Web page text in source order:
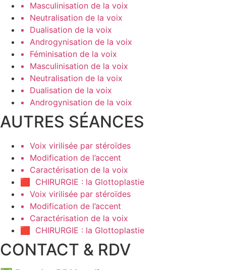
▪️ Masculinisation de la voix
▪️ Neutralisation de la voix
▪️ Dualisation de la voix
▪️ Androgynisation de la voix
▪️ Féminisation de la voix
▪️ Masculinisation de la voix
▪️ Neutralisation de la voix
▪️ Dualisation de la voix
▪️ Androgynisation de la voix
AUTRES SÉANCES
▪️ Voix virilisée par stéroïdes
▪️ Modification de l’accent
▪️ Caractérisation de la voix
🟥 CHIRURGIE : la Glottoplastie
▪️ Voix virilisée par stéroïdes
▪️ Modification de l’accent
▪️ Caractérisation de la voix
🟥 CHIRURGIE : la Glottoplastie
CONTACT & RDV